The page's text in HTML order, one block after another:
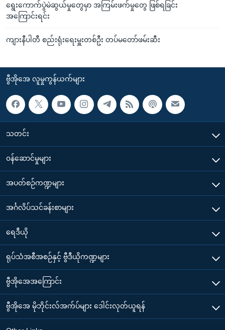
ရွေးကောက်ပွဲမဲဆွယ်မှုတွေမှာ အကြမ်းဖက်မှုတွေ ဖြစ်ရခြင်း
အကြောင်းရင်း
ကျားနီပါတီ စည်းရုံးရေးမှူးတစ်ဦး တပ်မတော်ဖမ်းဆီး
ဗွီအိုအေ လူမှုကွန်ယက်များ
သတင်း
၀န်ဆောင်မှုများ
အပတ်စဉ်ကဏ္ဍများ
အင်္ဂလိပ်သင်ခန်းစာများ
ရေဒီယို
ရုပ်သံအစီအစဉ်နှင့် ဗွီဒီယိုကဏ္ဍများ
ဗွီအိုအေအကြောင်း
ဗွီအိုအေ မိုဘိုင်းလ်အက်ပ်များ ဒေါင်းလုတ်ယူရန်